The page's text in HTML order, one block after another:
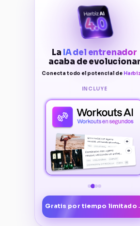
La IA del entrenador
acaba de evolucionar
Conecta todo el potencial de
INCLUYE
Gratis por tiempo limitado